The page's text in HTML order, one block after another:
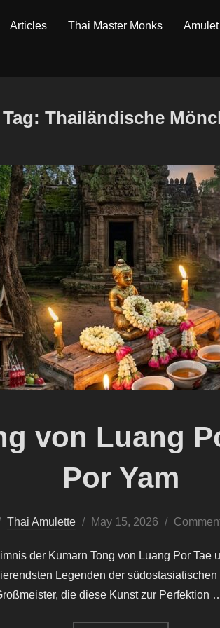
Articles Thai Master Monks
Tag: Thailändische
von Luang
Por Yam
Thai Amulette
Posted
May 15, 2026
der Kumarn Tong von Luang Por
Legenden der
die diese Kunst zur Perfektion